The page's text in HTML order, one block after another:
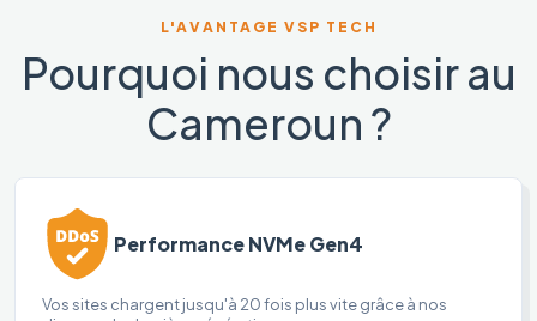
L'AVANTAGE VSP TECH
Pourquoi nous choisir au
Cameroun ?
Performance NVMe Gen4
Vos sites chargent jusqu'à 20 fois plus vite grâce à nos